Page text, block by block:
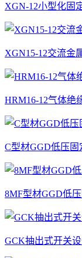
XGN-12小型化固
XGN15-12交流金
HRM16-12气体绝
C型材GGD低压
8MF型材GGD低
GCK抽出式开关